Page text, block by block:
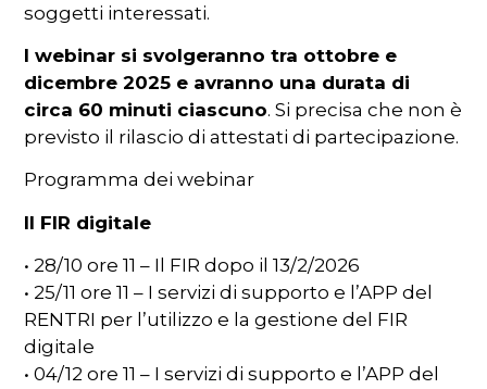
soggetti interessati.
I webinar si svolgeranno tra ottobre e
dicembre 2025 e avranno una durata di
circa 60 minuti ciascuno. Si precisa che non è
previsto il rilascio di attestati di partecipazione.
Programma dei webinar
Il FIR digitale
• 28/10 ore 11 – Il FIR dopo il 13/2/2026
• 25/11 ore 11 – I servizi di supporto e l’APP del
RENTRI per l’utilizzo e la gestione del FIR
digitale
• 04/12 ore 11 – I servizi di supporto e l’APP del